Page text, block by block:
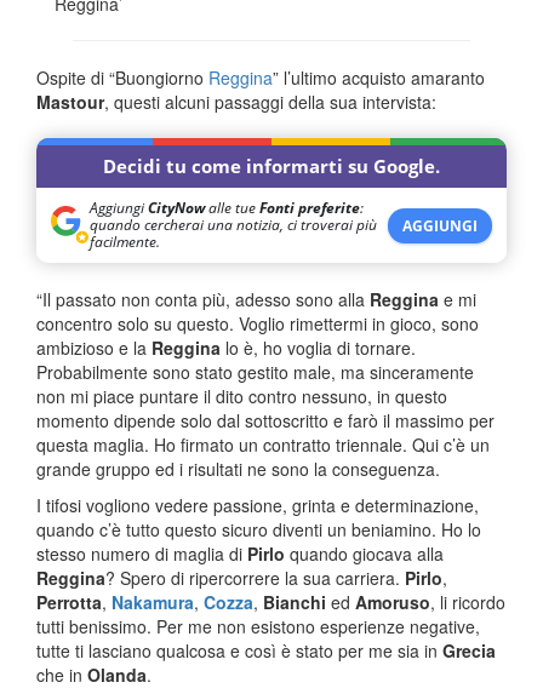
Ospite di “Buongiorno Reggina” l’ultimo acquisto amaranto
Mastour, questi alcuni passaggi della sua intervista:
Decidi tu come informarti su Google.
AggiungiCityNowalle tueFonti preferite:
quando cercherai una notizia, ci troverai più
facilmente.
AGGIUNGI
“Il passato non conta più, adesso sono alla Reggina e mi
concentro solo su questo. Voglio rimettermi in gioco, sono
ambizioso e la Reggina lo è, ho voglia di tornare.
Probabilmente sono stato gestito male, ma sinceramente
non mi piace puntare il dito contro nessuno, in questo
momento dipende solo dal sottoscritto e farò il massimo per
questa maglia. Ho firmato un contratto triennale. Qui c’è un
grande gruppo ed i risultati ne sono la conseguenza.
I tifosi vogliono vedere passione, grinta e determinazione,
quando c’è tutto questo sicuro diventi un beniamino. Ho lo
stesso numero di maglia di Pirlo quando giocava alla
Reggina? Spero di ripercorrere la sua carriera. Pirlo,
Perrotta, Nakamura, Cozza, Bianchi ed Amoruso, li ricordo
tutti benissimo. Per me non esistono esperienze negative,
tutte ti lasciano qualcosa e così è stato per me sia in Grecia
che in Olanda.